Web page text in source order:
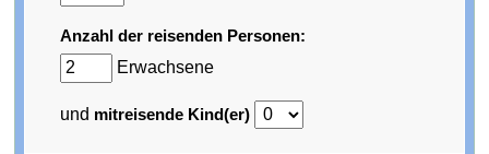
Anzahl der reisenden Personen:
Erwachsene
und mitreisende Kind(er)